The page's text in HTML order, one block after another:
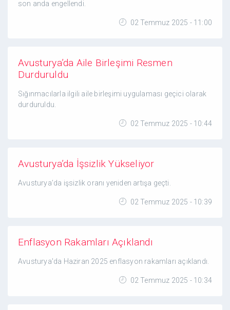
son anda engellendi.
02 Temmuz 2025 - 11:00
Avusturya’da Aile Birleşimi Resmen
Durduruldu
Sığınmacılarla ilgili aile birleşimi uygulaması geçici olarak
durduruldu.
02 Temmuz 2025 - 10:44
Avusturya’da İşsizlik Yükseliyor
Avusturya’da işsizlik oranı yeniden artışa geçti.
02 Temmuz 2025 - 10:39
Enflasyon Rakamları Açıklandı
Avusturya'da Haziran 2025 enflasyon rakamları açıklandı.
02 Temmuz 2025 - 10:34